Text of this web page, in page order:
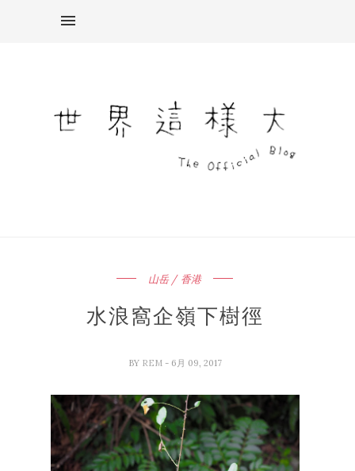
山岳 / 香港
水浪窩企嶺下樹徑
BY REM - 6月 09, 2017